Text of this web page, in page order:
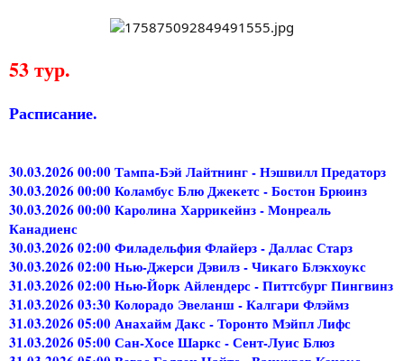
53 тур.
Расписание.
30.03.2026 00:00 Тампа-Бэй Лайтнинг - Нэшвилл Предаторз
30.03.2026 00:00 Коламбус Блю Джекетс - Бостон Брюинз
30.03.2026 00:00 Каролина Харрикейнз - Монреаль
Канадиенс
30.03.2026 02:00 Филадельфия Флайерз - Даллас Старз
30.03.2026 02:00 Нью-Джерси Дэвилз - Чикаго Блэкхоукс
31.03.2026 02:00 Нью-Йорк Айлендерс - Питтсбург Пингвинз
31.03.2026 03:30 Колорадо Эвеланш - Калгари Флэймз
31.03.2026 05:00 Анахайм Дакс - Торонто Мэйпл Лифс
31.03.2026 05:00 Сан-Хосе Шаркс - Сент-Луис Блюз